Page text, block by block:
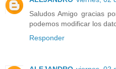
Saludos Amigo gracias
podemos modificar los
Responder